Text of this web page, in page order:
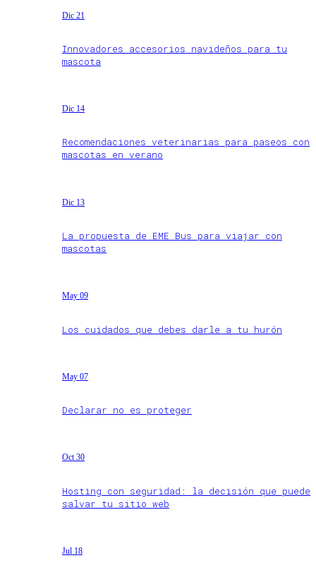
Dic 21
Innovadores accesorios navideños para tu
mascota
Dic 14
Recomendaciones veterinarias para paseos con
mascotas en verano
Dic 13
La propuesta de EME Bus para viajar con
mascotas
May 09
Los cuidados que debes darle a tu hurón
May 07
Declarar no es proteger
Oct 30
Hosting con seguridad: la decisión que puede
salvar tu sitio web
Jul 18